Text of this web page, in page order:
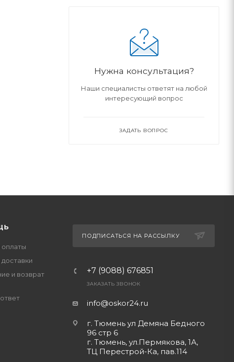
Нужна консультация?
Наши специалисты ответят на любой
интересующий вопрос
ЗАДАТЬ ВОПРОС
оплаты
и возврат
ПОДПИСАТЬСЯ НА РАССЫЛКУ
+7 (9088) 676851
ЗАКАЗАТЬ ЗВОНОК
info@oskor24.ru
г. Тюмень ул Демяна Бедного
96 стр 6
г. Тюмень, ул.Пермякова, 1А,
ТЦ Перестрой-Ка, пав.114